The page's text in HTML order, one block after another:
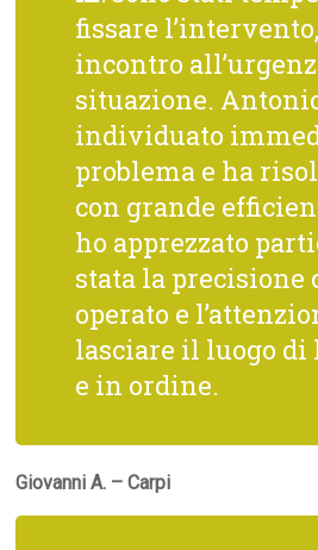
fissare
incontro
situazione.
individuato
problema e ha
con grande
ho apprezzato
stata la precisione
operato e
lasciare il luogo
e in ordine.
Giovanni A. – Carpi